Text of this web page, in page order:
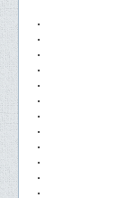
.
.
.
.
.
.
.
.
.
.
.
.